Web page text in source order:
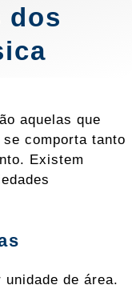
dos
aquelas que
comporta tanto
Existem
de área.